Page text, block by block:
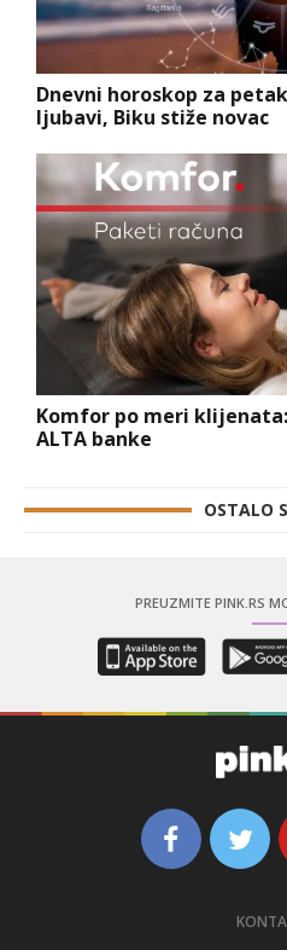
Dnevni horoskop za
ljubavi, Biku stiže novac
Komfor po meri
ALTA banke
OSTALO
PREUZMITE PINK.RS